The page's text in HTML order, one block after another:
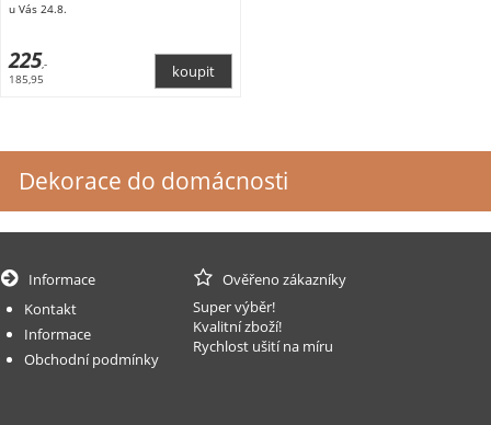
u Vás 24.8.
225,-
185,95
Dekorace do domácnosti
Informace
Kontakt
Informace
Obchodní podmínky
Ověřeno zákazníky
Super výběr!
Kvalitní zboží!
Rychlost ušití na míru